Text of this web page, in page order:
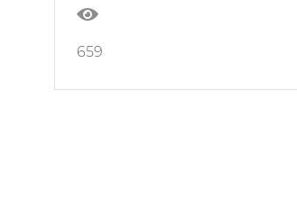
государств – участников СНГ
659